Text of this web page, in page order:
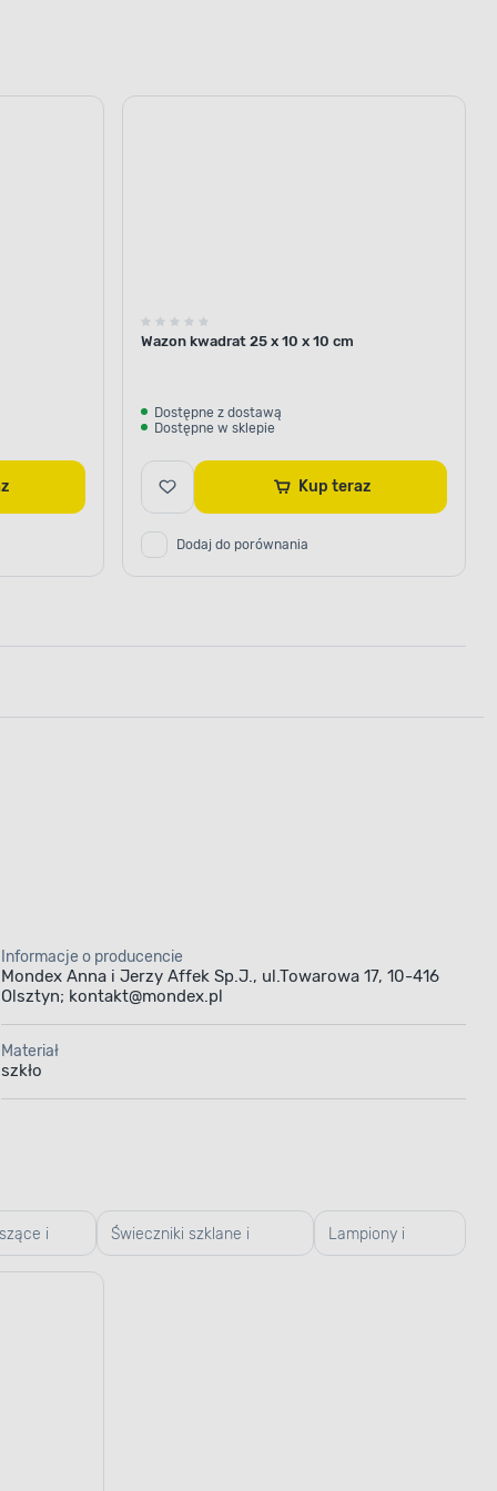
Wazon kwadrat 25 x 10 x 10 cm
Dostępne z dostawą
Dostępne w sklepie
Kup teraz
Dodaj do porównania
Informacje o producencie
Mondex Anna i Jerzy Affek Sp.J., ul.Towarowa 17, 10-416
Olsztyn; kontakt@mondex.pl
Materiał
szkło
i Świeczniki szklane i Lampiony i